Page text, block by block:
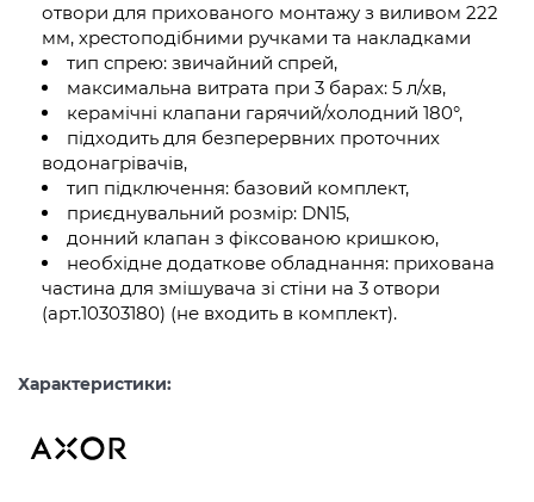
отвори для прихованого монтажу з виливом 222
мм, хрестоподібними ручками та накладками
тип спрею: звичайний спрей,
максимальна витрата при 3 барах: 5 л/хв,
керамічні клапани гарячий/холодний 180°,
підходить для безперервних проточних
водонагрівачів,
тип підключення: базовий комплект,
приєднувальний розмір: DN15,
донний клапан з фіксованою кришкою,
необхідне додаткове обладнання: прихована
частина для змішувача зі стіни на 3 отвори
(арт.10303180) (не входить в комплект).
Характеристики: